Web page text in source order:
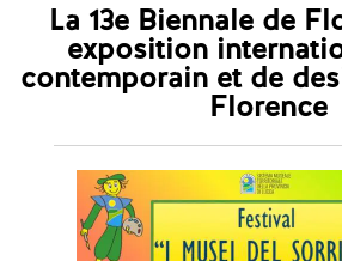
La 13e Biennale de
exposition
contemporain et de
Florence